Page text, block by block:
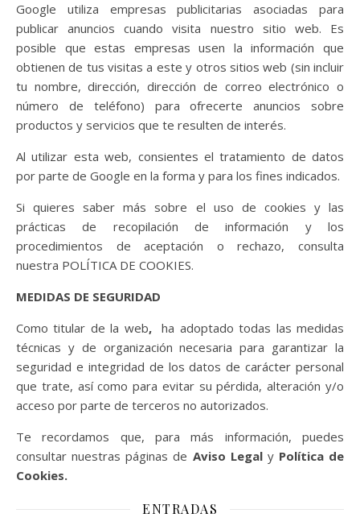
Google utiliza empresas publicitarias asociadas para
publicar anuncios cuando visita nuestro sitio web. Es
posible que estas empresas usen la información que
obtienen de tus visitas a este y otros sitios web (sin incluir
tu nombre, dirección, dirección de correo electrónico o
número de teléfono) para ofrecerte anuncios sobre
productos y servicios que te resulten de interés.
Al utilizar esta web, consientes el tratamiento de datos
por parte de Google en la forma y para los fines indicados.
Si quieres saber más sobre el uso de cookies y las
prácticas de recopilación de información y los
procedimientos de aceptación o rechazo, consulta
nuestra POLÍTICA DE COOKIES.
MEDIDAS DE SEGURIDAD
Como titular de la web, ha adoptado todas las medidas
técnicas y de organización necesaria para garantizar la
seguridad e integridad de los datos de carácter personal
que trate, así como para evitar su pérdida, alteración y/o
acceso por parte de terceros no autorizados.
Te recordamos que, para más información, puedes
consultar nuestras páginas de Aviso Legaly Política de
Cookies.
ENTRADAS